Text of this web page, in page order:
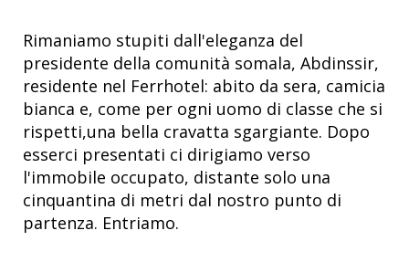
Rimaniamo stupiti dall'eleganza del
presidente della comunità somala, Abdinssir,
residente nel Ferrhotel: abito da sera, camicia
bianca e, come per ogni uomo di classe che si
rispetti,una bella cravatta sgargiante. Dopo
esserci presentati ci dirigiamo verso
l'immobile occupato, distante solo una
cinquantina di metri dal nostro punto di
partenza. Entriamo.